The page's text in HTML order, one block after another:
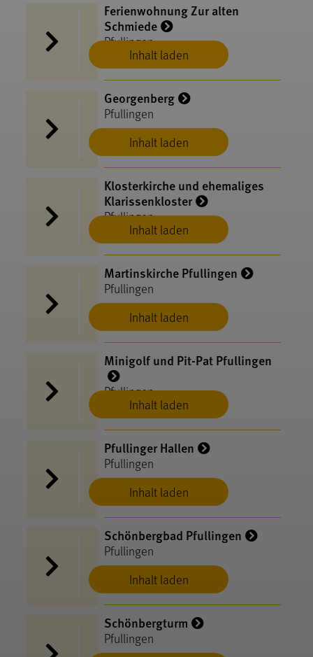
Inhalt laden
Ferienwohnung Zur alten
Schmiede
Pfullingen
Inhalt laden
Georgenberg
Pfullingen
Inhalt laden
Klosterkirche und ehemaliges
Klarissenkloster
Pfullingen
Inhalt laden
Martinskirche Pfullingen
Pfullingen
Inhalt laden
Minigolf und Pit-Pat Pfullingen
Pfullingen
Inhalt laden
Pfullinger Hallen
Pfullingen
Inhalt laden
Schönbergbad Pfullingen
Pfullingen
Schönbergturm
Pfullingen